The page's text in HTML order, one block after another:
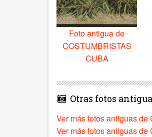
Foto antigua de
COSTUMBRISTAS
CUBA
Otras fotos
Ver más fotos antiguas
Ver más fotos antiguas de